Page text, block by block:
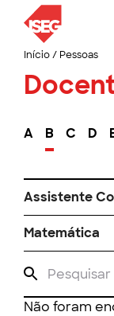
Início/ Pessoas
A B C D
Assistente
Matemática
Não foram